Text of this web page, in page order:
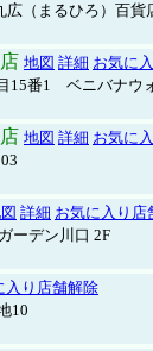
（まるひろ）百貨
地図 詳細 お気に
15番1 ベニバナウ
地図 詳細 お気に
詳細 お気に入り店
ーデン川口 2F
入り店舗解除
10